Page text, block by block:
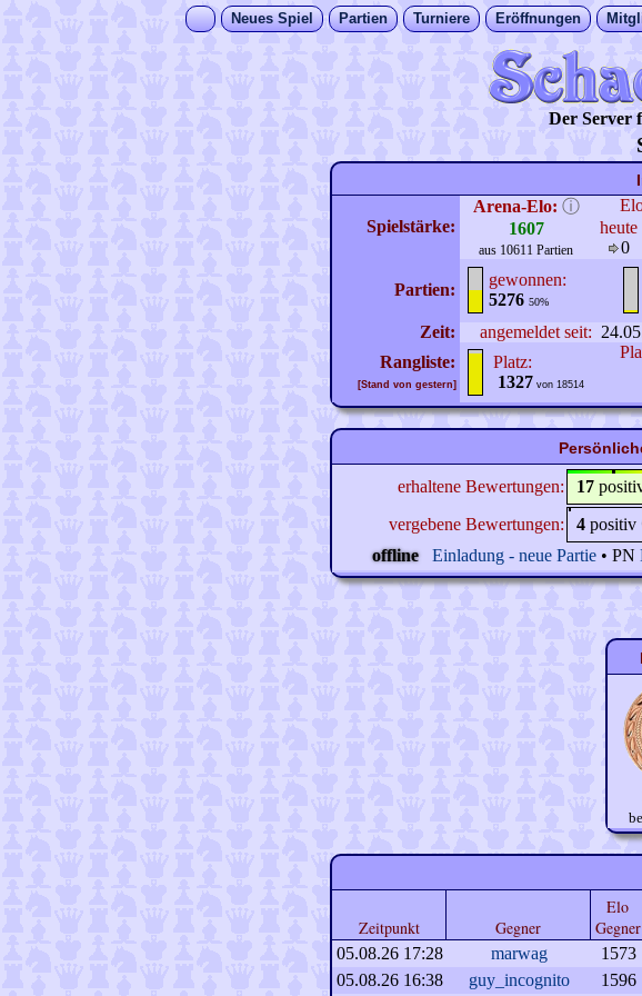
Neues Spiel Partien Turniere Eröffnungen
Der Server
Spielstärke:
Arena-Elo: ⓘ
1607
aus 10611 Partien
heute
0
Partien:
gewonnen:
5276 50%
Zeit:
angemeldet seit:
Rangliste:
[Stand von gestern]
Platz:
1327 von 18514
erhaltene Bewertungen: 17
vergebene Bewertungen:
4 positiv
offline
Einladung - neue Partie • PN
Zeitpunkt Gegner
Elo
Gegner
05.08.26 17:28 marwag 1573
05.08.26 16:38
guy_incognito 1596